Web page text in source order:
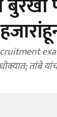
तांबे